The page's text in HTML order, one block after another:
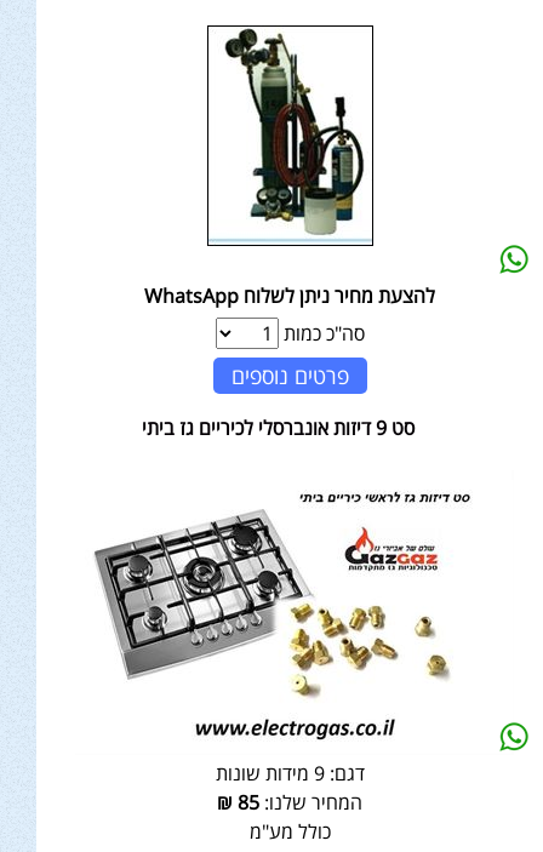
להצעת מחיר ניתן לשלוח WhatsApp
סה"כ כמות
פרטים נוספים
סט 9 דיזות אונברסלי לכיריים גז ביתי
דגם: 9 מידות שונות
המחיר שלנו: 85
₪
כולל מע"מ